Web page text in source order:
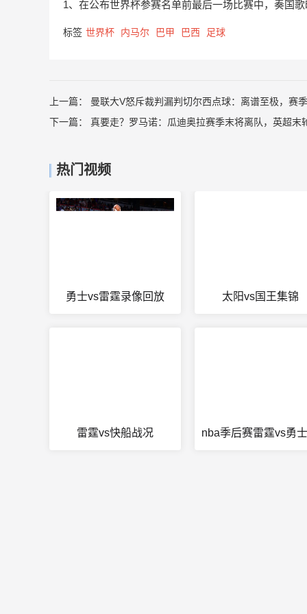
1、在公布世界杯参赛名单前最后一场比赛中，奏国
标签 世界杯 内马尔 巴甲 巴西 足球
上一篇： 曼联大V怒斥裁判漏判切尔西点球：离谱至极，赛
下一篇： 真要走？罗马诺：瓜迪奥拉赛季末将离队，英超末
热门视频
勇士vs雷霆录像回放 太阳vs国王集锦
雷霆vs快船战况